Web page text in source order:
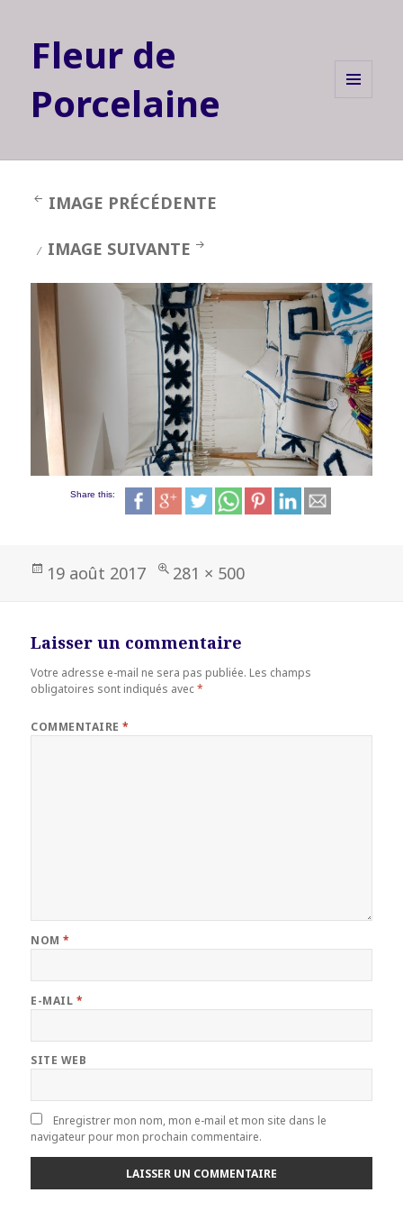
Fleur de
Porcelaine
IMAGE PRÉCÉDENTE
IMAGE SUIVANTE
Share this:
Publié
le
19 août 2017
Taille
réelle
281 × 500
Laisser un commentaire
Votre adresse e-mail ne sera pas publiée. Les champs
obligatoires sont indiqués avec*
COMMENTAIRE*
NOM*
E-MAIL *
SITE WEB
Enregistrer mon nom, mon e-mail et mon site dans le
navigateur pour mon prochain commentaire.